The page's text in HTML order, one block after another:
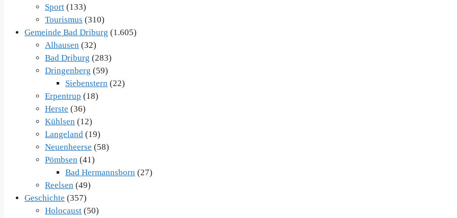
Sport (133)
Tourismus (310)
Gemeinde Bad Driburg (1.605)
Alhausen (32)
Bad Driburg (283)
Dringenberg (59)
Siebenstern (22)
Erpentrup (18)
Herste (36)
Kühlsen (12)
Langeland (19)
Neuenheerse (58)
Pömbsen (41)
Bad Hermannsborn (27)
Reelsen (49)
Geschichte (357)
Holocaust (50)